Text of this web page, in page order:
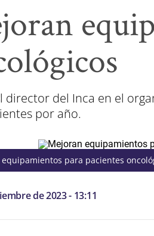
director del Inca en el
por año.
para pacientes
de 2023 - 13:11